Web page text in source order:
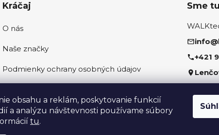
obsahu a reklám, poskytovanie funkcií
a analýzu návštevnosti používame súbory
tu.
Kráčaj
O nás
Naše značky
Podmienky ochrany osobných údajov
Sme
+421